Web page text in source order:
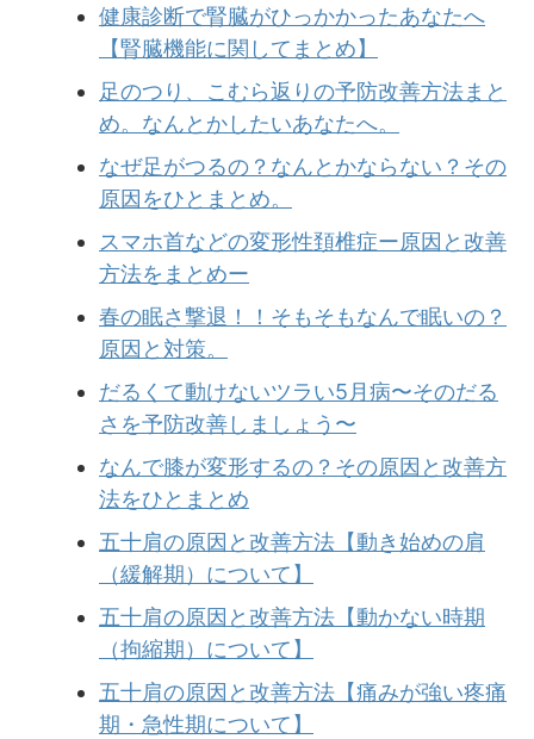
健康診断で腎臓がひっかかったあなたへ
【腎臓機能に関してまとめ】
足のつり、こむら返りの予防改善方法まと
め。なんとかしたいあなたへ。
なぜ足がつるの？なんとかならない？その
原因をひとまとめ。
スマホ首などの変形性頚椎症ー原因と改善
方法をまとめー
春の眠さ撃退！！そもそもなんで眠いの？
原因と対策。
だるくて動けないツラい5月病〜そのだる
さを予防改善しましょう〜
なんで膝が変形するの？その原因と改善方
法をひとまとめ
五十肩の原因と改善方法【動き始めの肩
（緩解期）について】
五十肩の原因と改善方法【動かない時期
（拘縮期）について】
五十肩の原因と改善方法【痛みが強い疼痛
期・急性期について】